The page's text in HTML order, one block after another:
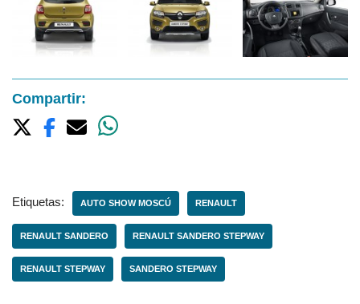
Compartir:
Etiquetas: AUTO SHOW MOSCÚ RENAULT
RENAULT SANDERO RENAULT SANDERO STEPWAY
RENAULT STEPWAY SANDERO STEPWAY